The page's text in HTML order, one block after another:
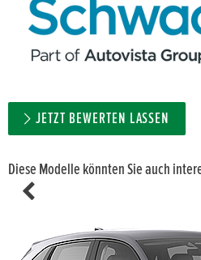
JETZT BEWERTEN LASSEN
Diese Modelle könnten Sie auch